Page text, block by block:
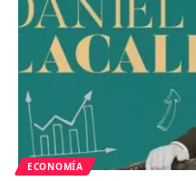
ECONOMÍA